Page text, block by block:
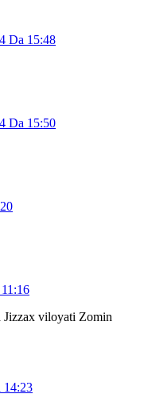
Da 15:48
Da 15:50
viloyati Zomin
14:23